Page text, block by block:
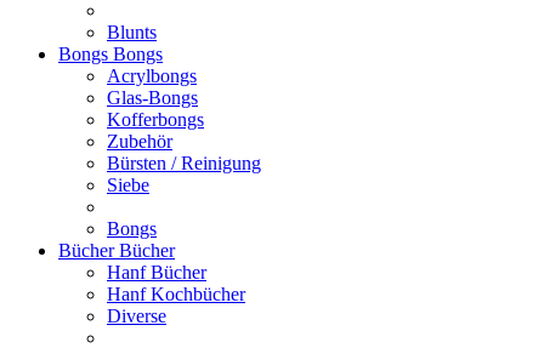
Blunts
Bongs Bongs
Acrylbongs
Glas-Bongs
Kofferbongs
Zubehör
Bürsten / Reinigung
Siebe
Bongs
BücherBücher
Hanf Bücher
Hanf Kochbücher
Diverse